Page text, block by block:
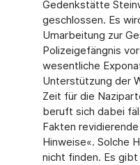
Gedenkstätte
geschlossen. Es
Umarbeitung zur
Polizeigefängnis
wesentliche
Unterstützung der
Zeit für die
beruft sich dabei
Fakten
Hinweise«. Solche
nicht finden. Es